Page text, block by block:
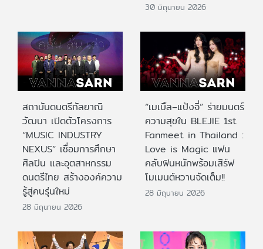
30 มิถุนายน 2026
สถาบันดนตรีกัลยาณิ
วัฒนา เปิดตัวโครงการ
“MUSIC INDUSTRY
NEXUS” เชื่อมการศึกษา
ศิลปิน และอุตสาหกรรม
ดนตรีไทย สร้างองค์ความ
รู้สู่คนรุ่นใหม่
28 มิถุนายน 2026
“เมเบิ้ล–แป้งจี่” ร่ายมนตร์
ความสุขใน BLEJIE 1st
Fanmeet in Thailand :
Love is Magic แฟน
คลับฟินหนักพร้อมเสิร์ฟ
โมเมนต์หวานจัดเต็ม!!
28 มิถุนายน 2026